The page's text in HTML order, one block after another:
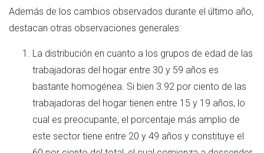
Además de los cambios observados durante el último año,
destacan otras observaciones generales:
La distribución en cuanto a los grupos de edad de las
trabajadoras del hogar entre 30 y 59 años es
bastante homogénea. Si bien 3.92 por ciento de las
trabajadoras del hogar tienen entre 15 y 19 años, lo
cual es preocupante, el porcentaje más amplio de
este sector tiene entre 20 y 49 años y constituye el